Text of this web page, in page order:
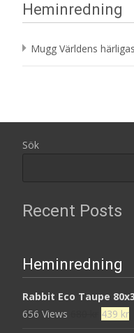
Heminredning
Mugg Världens
Sök
Recent Posts
Heminredning
Rabbit Eco Taupe
656 Views
Det
439 kr